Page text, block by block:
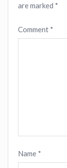
are marked *
Comment *
Name *